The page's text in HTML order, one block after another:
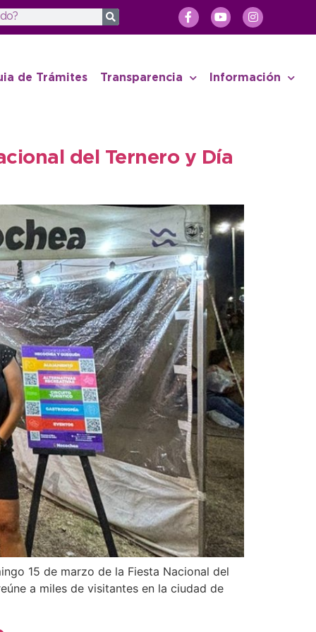
de Trámites Transparencia Información
del Ternero y Día
15 de marzo de la Fiesta Nacional del
a miles de visitantes en la ciudad de